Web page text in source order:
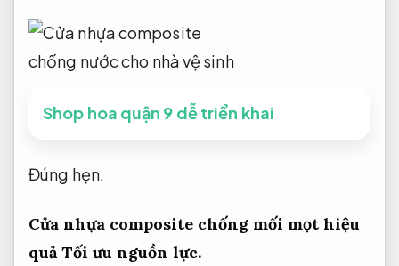
Shop hoa quận 9 dễ triển khai
Đúng hẹn.
Cửa nhựa composite chống mối mọt hiệu
quả Tối ưu nguồn lực.